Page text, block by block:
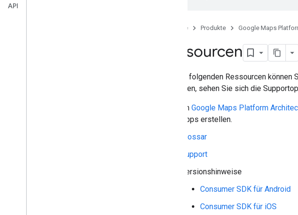
Übersicht
Startseite Produkte Google Maps
Ressourcen
Mit den folgenden Ressourcen
benötigen, sehen Sie sich die
Im Google Maps Platform
Apps erstellen.
Glossar
Support
Versionshinweise
Consumer SDK für Android
Consumer SDK für iOS
API